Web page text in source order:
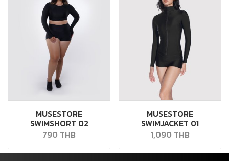
MUSESTORE
SWIMSHORT 02
790 THB
MUSESTORE
SWIMJACKET 01
1,090 THB